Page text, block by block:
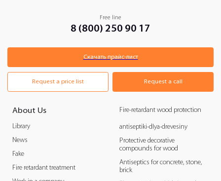
Free line
8 (800) 250 90 17
Скачать прайс-лист
Request a price list
About Us
Library
News
Fake
Fire retardant treatment
Fire-retardant wood protection
antiseptiki-dlya-drevesiny
Protective decorative
compounds for wood
Antiseptics for concrete, stone,
brick
Request a call